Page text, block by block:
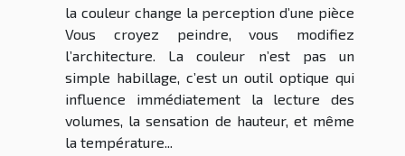
la couleur change la perception d’une pièce
Vous croyez peindre, vous modifiez
l’architecture. La couleur n’est pas un
simple habillage, c’est un outil optique qui
influence immédiatement la lecture des
volumes, la sensation de hauteur, et même
la température...